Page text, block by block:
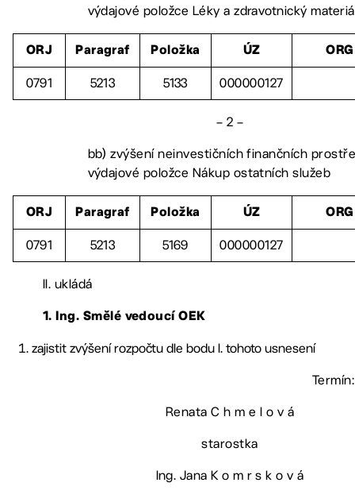
výdajové položce Léky a zdravotnický
ORJ Paragraf Položka ÚZ ORG
0791 5213 5133 000000127
– 2 –
bb) zvýšení neinvestičních finančních
výdajové položce Nákup ostatních služeb
ORJ Paragraf Položka ÚZ ORG
0791 5213 5169 000000127
II. ukládá
1. Ing. Smělé vedoucí OEK
zajistit zvýšení rozpočtu dle bodu I. tohoto usnesení
Renata C h m e l o v á
starostka
Ing. Jana K o m r s k o v á